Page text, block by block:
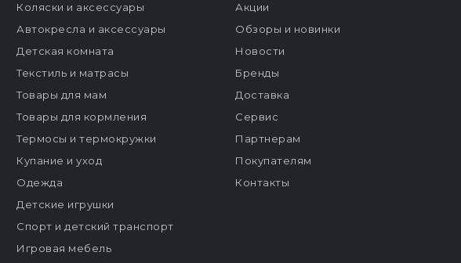
Коляски и аксессуары
Автокресла и аксессуары
Детская комната
Текстиль и матрасы
Товары для мам
Товары для кормления
Термосы и термокружки
Купание и уход
Одежда
Детские игрушки
Спорт и детский транспорт
Игровая мебель
Акции
Обзоры и новинки
Новости
Бренды
Доставка
Сервис
Партнерам
Покупателям
Контакты